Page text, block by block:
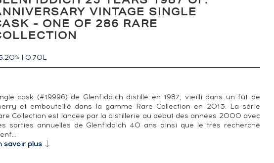
VINTAGE SINGLE
- ONE OF 286 RARE
% | 0.70L
cask (#19996) de Glenfiddich distillé en 1987, vieilli dans un fût de
et embouteillé dans la gamme Rare Collection en 2013. La série
Collection est lancée par la distillerie au début des années 2000 avec
sorties annuelles de Glenfiddich 40 ans ainsi que le très recherché
savoir plus